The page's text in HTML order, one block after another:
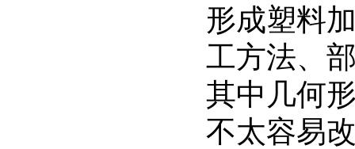
形成塑料
工方法、
其中几何
不太容易